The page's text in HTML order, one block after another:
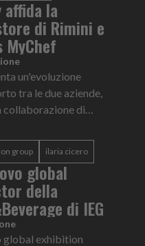
la
di Rimini e
MyChef
un'evoluzione
tra le due aziende,
collaborazione di
group ilaria cicero
global
della
di IEG
global exhibition